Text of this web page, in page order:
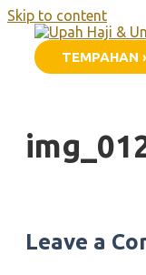
Skip to content
TEMPAHAN ›
Leave a